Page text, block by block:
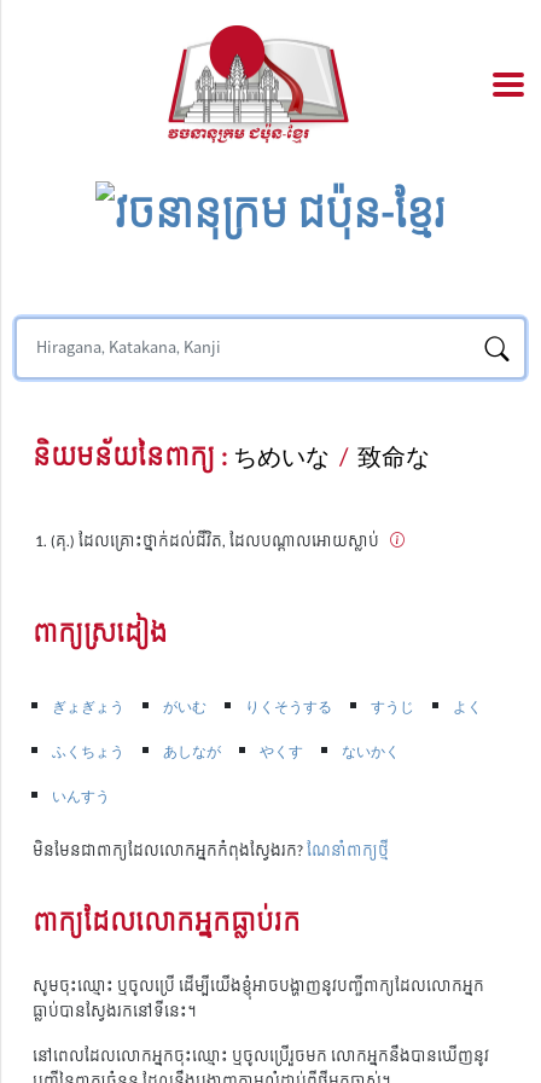
និយមន័យនៃពាក្យ :ちめいな / 致命な
(គុ.) ដែលគ្រោះថ្នាក់ដល់ជីវិត, ដែលបណ្តាលអោយស្លាប់
ពាក្យស្រដៀង
ぎょぎょう がいむ りくそうする すうじ
よく
ふくちょう
あしなが やくす
ないかく
いんすう
មិនមែនជាពាក្យដែលលោកអ្នកកំពុងស្វែងរក?ណែនាំពាក្យថ្មី
ពាក្យដែលលោកអ្នកធ្លាប់រក
សូមចុះឈ្មោះ ឬចូលប្រើ ដើម្បីយើងខ្ញុំអាចបង្ហាញនូវបញ្ជីពាក្យដែលលោកអ្នក
ធ្លាប់បានស្វែងរកនៅទីនេះ។
នៅពេលដែលលោកអ្នកចុះឈ្មោះ ឬចូលប្រើរួចមក លោកអ្នកនឹងបានឃើញនូវ